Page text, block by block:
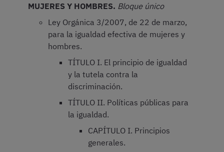
MUJERES Y HOMBRES. Bloque único
Ley Orgánica 3/2007, de 22 de marzo,
para la igualdad efectiva de mujeres y
hombres.
TÍTULO I. El principio de igualdad
y la tutela contra la
discriminación.
TÍTULO II. Políticas públicas para
la igualdad.
CAPÍTULO I. Principios
generales.